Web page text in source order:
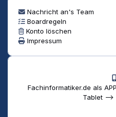
Nachricht an's Team
Boardregeln
Konto löschen
Impressum
Fachinformatiker.de als
Tablet -->